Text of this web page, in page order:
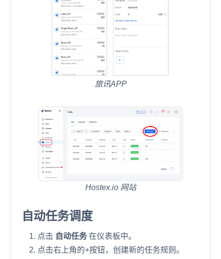
旅讯APP
Hostex.io 网站
自动任务调度
点击 自动任务 在仪表板中。
点击右上角的+按钮，创建新的任务规则。